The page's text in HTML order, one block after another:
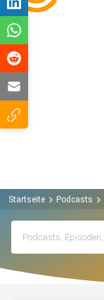
Startseite Podcasts